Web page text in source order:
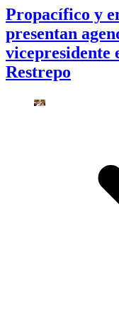
Propacífico y
presentan
vicepresidente
Restrepo